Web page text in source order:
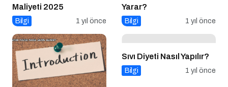
Maliyeti 2025
Bilgi 1 yıl önce
Yarar?
Bilgi 1 yıl önce
Sıvı Diyeti Nasıl Yapılır?
Bilgi 1 yıl önce